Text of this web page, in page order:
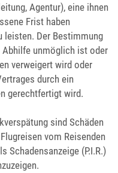
Agentur), eine ihnen
Frist haben
leisten. Der Bestimmung
Abhilfe unmöglich ist oder
verweigert wird oder
durch ein
gerechtfertigt wird.
sind Schäden
vom Reisenden
Schadensanzeige (P.I.R.)